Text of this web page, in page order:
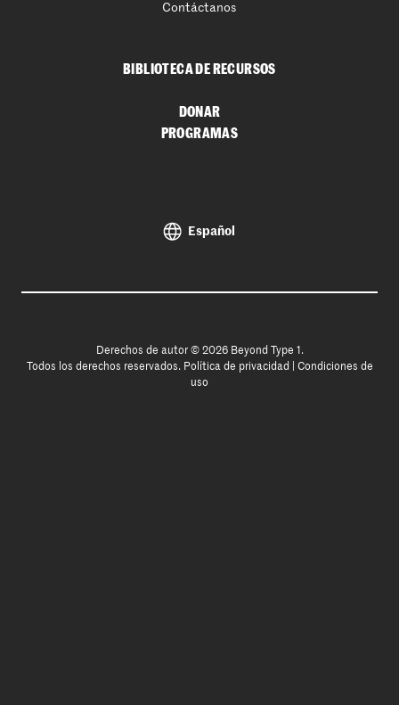
Contáctanos
BIBLIOTECA DE RECURSOS
DONAR
PROGRAMAS
Español
Derechos de autor © 2026 Beyond Type 1.
Todos los derechos reservados. Política de privacidad
Condiciones de
uso